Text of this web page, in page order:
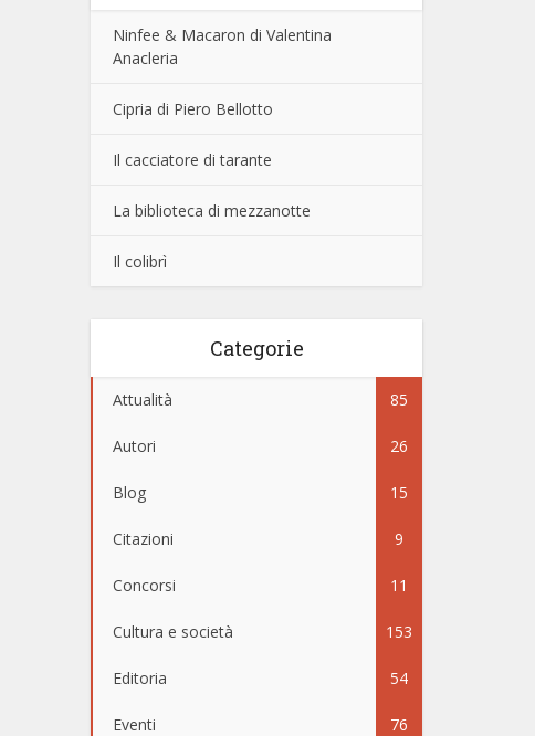
Ninfee & Macaron di Valentina
Anacleria
Cipria di Piero Bellotto
Il cacciatore di tarante
La biblioteca di mezzanotte
Il colibrì
Categorie
Attualità 85
Autori 26
Blog 15
Citazioni 9
Concorsi 11
Cultura e società 153
Editoria 54
Eventi 76